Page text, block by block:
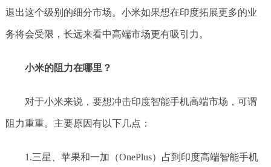
退出这个级别的细分市场。小米如果想在印度拓展更多的业
务将会受限，长远来看中高端市场更有吸引力。
小米的阻力在哪里？
对于小米来说，要想冲击印度智能手机高端市场，可谓
阻力重重。主要原因有以下几点：
1.三星、苹果和一加（OnePlus）占到印度高端智能手机